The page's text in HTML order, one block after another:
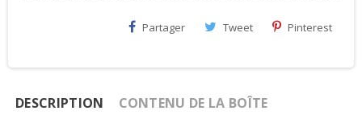
Partager Tweet Pinterest
DESCRIPTION CONTENU DE LA BOÎTE